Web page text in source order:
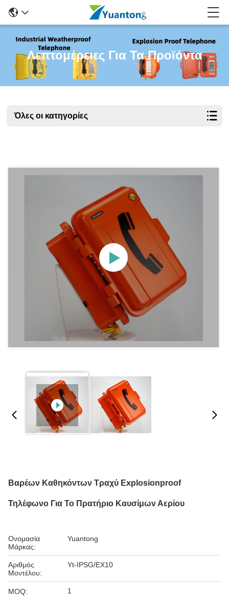
Λεπτομέρειες Για Τα Προϊόντα
Όλες οι κατηγορίες
Βαρέων Καθηκόντων Τραχύ Explosionproof
Τηλέφωνο Για Το Πρατήριο Καυσίμων Αερίου
Ονομασία
Μάρκας:
Yuantong
Αριθμός
Μοντέλου:
Yt-IPSG/EX10
MOQ: 1